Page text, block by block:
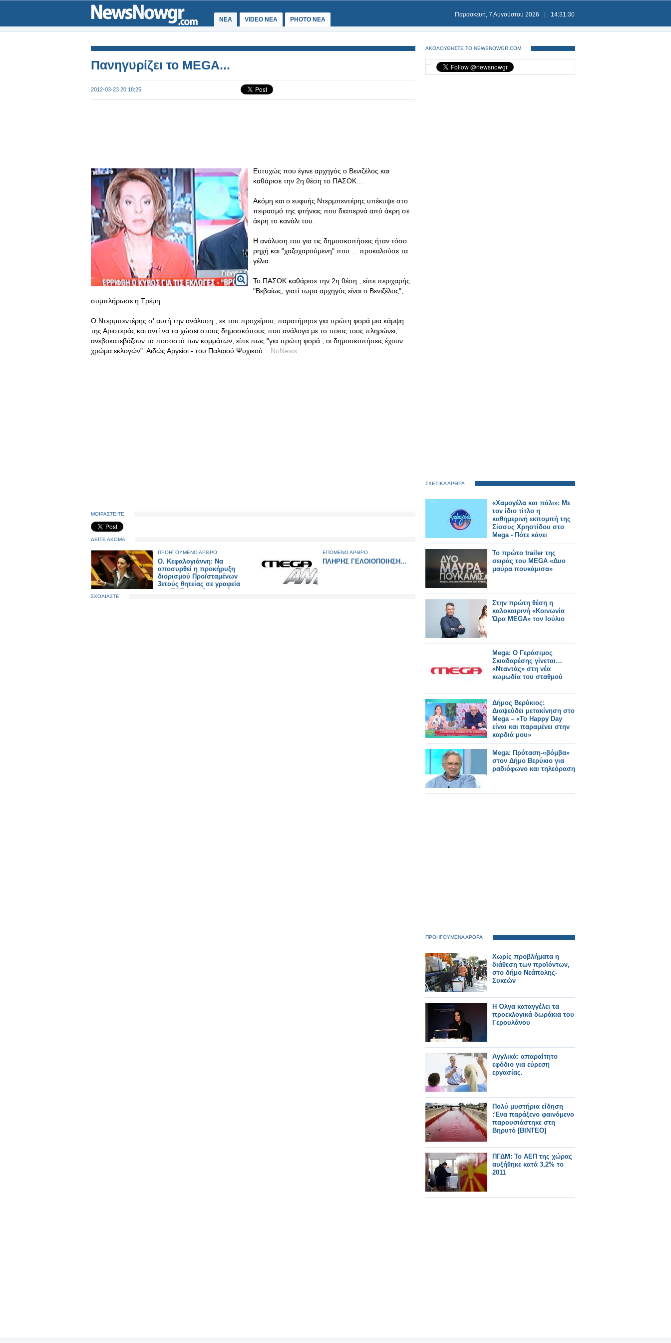
ΝΕΑ VIDEO NEA PHOTO NEA
Παρασκευή, 7 Αυγούστου 2026 14:31:30
Πανηγυρίζει το MEGA...
2012-03-23 20:18:25
Ευτυχώς που έγινε αρχηγός ο Βενιζέλος και
καθάρισε την 2η θέση το ΠΑΣΟΚ...
Ακόμη και ο ευφυής Ντερμπεντέρης υπέκυψε στο
πειρασμό της φτήνιας που διαπερνά από άκρη σε
άκρη το κανάλι του.
Η ανάλυση του για τις δημοσκοπήσεις ήταν τόσο
ρηχή και "χαζοχαρούμενη" που ... προκαλούσε τα
γέλια.
Το ΠΑΣΟΚ καθάρισε την 2η θέση , είπε περιχαρής.
"Βεβαίως, γιατί τωρα αρχηγός είναι ο Βενιζέλος",
συμπλήρωσε η Τρέμη.
Ο Ντερμπεντέρης σ' αυτή την ανάλυση , εκ του προχείρου, παρατήρησε για πρώτη φορά μια κάμψη
της Αριστεράς και αντί να τα χώσει στους δημοσκόπους που ανάλογα με το ποιος τους πληρώνει,
ανεβοκατεβάζουν τα ποσοστά των κομμάτων, είπε πως "για πρώτη φορά , οι δημοσκοπήσεις έχουν
χρώμα εκλογών". Αιδώς Αργείοι - του Παλαιού Ψυχικού... NoNews
ΜΟΙΡΑΣΤΕΙΤΕ
ΔΕΙΤΕ ΑΚΟΜΑ
ΠΡΟΗΓΟΥΜΕΝΟ ΑΡΘΡΟ
Ο. Κεφαλογιάννη: Να
αποσυρθεί η προκήρυξη
διορισμού Προϊσταμένων
3ετούς θητείας σε γραφεία
του ΕΟΤ στο εξωτερικό
ΕΠΟΜΕΝΟ ΑΡΘΡΟ
ΠΛΗΡΗΣ ΓΕΛΟΙΟΠΟΙΗΣΗ...
ΣΧΟΛΙΑΣΤΕ
ΑΚΟΛΟΥΘΗΣΤΕ ΤΟ NEWSNOWGR.COM
ΣΧΕΤΙΚΑ ΑΡΘΡΑ
«Χαμογέλα και πάλι»: Με
τον ίδιο τίτλο η
καθημερινή εκπομπή της
Σίσσυς Χρηστίδου στο
Mega - Πότε κάνει
πρεμιέρα;
Το πρώτο trailer της
σειράς του MEGA «Δυο
μαύρα πουκάμισα»
Στην πρώτη θέση η
καλοκαιρινή «Κοινωνία
Ώρα MEGA» τον Ιούλιο
Mega: Ο Γεράσιμος
Σκιαδαρέσης γίνεται…
«Νταντάς» στη νέα
κωμωδία του σταθμού
Δήμος Βερύκιος:
Διαψεύδει μετακίνηση στο
Mega – «Το Happy Day
είναι και παραμένει στην
καρδιά μου»
Mega: Πρόταση-«βόμβα»
στον Δήμο Βερύκιο για
ραδιόφωνο και τηλεόραση
ΠΡΟΗΓΟΥΜΕΝΑ ΑΡΘΡΑ
Χωρίς προβλήματα η
διάθεση των προϊόντων,
στο δήμο Νεάπολης-
Συκεών
Η Όλγα καταγγέλει τα
προεκλογικά δωράκια του
Γερουλάνου
Αγγλικά: απαραίτητο
εφόδιο για εύρεση
εργασίας.
Πολύ μυστήρια είδηση​​
:Ένα παράξενο φαινόμενο
παρουσιάστηκε στη
Βηρυτό [BINTEO]
ΠΓΔΜ: Το ΑΕΠ της χώρας
αυξήθηκε κατά 3,2% το
2011